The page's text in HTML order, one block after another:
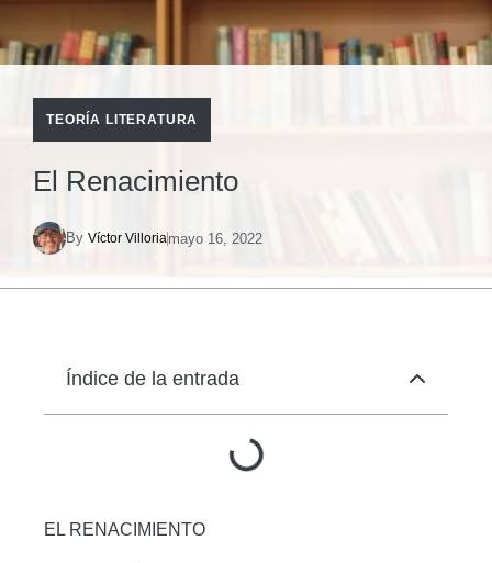
TEORÍA LITERATURA
El Renacimiento
By Víctor Villoriamayo 16, 2022
Índice de la entrada
EL RENACIMIENTO